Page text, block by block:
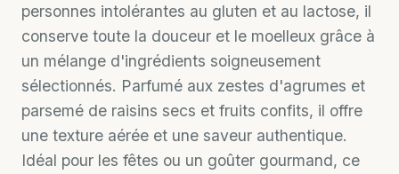
personnes intolérantes au gluten et au lactose, il
conserve toute la douceur et le moelleux grâce à
un mélange d'ingrédients soigneusement
sélectionnés. Parfumé aux zestes d'agrumes et
parsemé de raisins secs et fruits confits, il offre
une texture aérée et une saveur authentique.
Idéal pour les fêtes ou un goûter gourmand, ce